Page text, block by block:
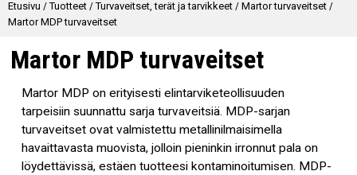
Etusivu /Tuotteet /Turvaveitset, terät ja tarvikkeet / Martor turvaveitset /
Martor MDP turvaveitset
Martor MDP turvaveitset
Martor MDP on erityisesti elintarviketeollisuuden
tarpeisiin suunnattu sarja turvaveitsiä. MDP-sarjan
turvaveitset ovat valmistettu metallinilmaisimella
havaittavasta muovista, jolloin pieninkin irronnut pala on
löydettävissä, estäen tuotteesi kontaminoitumisen. MDP-